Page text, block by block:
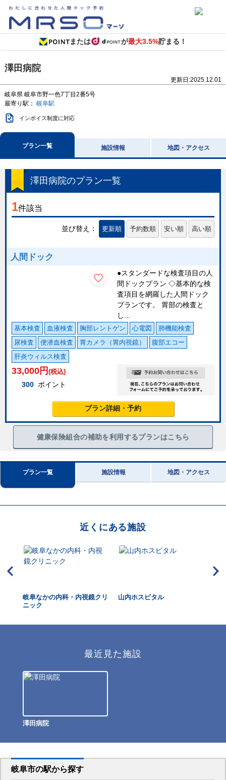
または が最大3.5%貯まる！
澤田病院
更新日:2025.12.01
岐阜県 岐阜市野一色7丁目2番5号
最寄り駅： 岐阜駅
インボイス制度に対応
プラン一覧 施設情報 地図・アクセス
澤田病院のプラン一覧
1件該当
並び替え： 更新順 予約数順 安い順 高い順
人間ドック
●スタンダードな検査項目の人
間ドックプラン ◇基本的な検
査項目を網羅した人間ドック
プランです。 胃部の検査と
し...
基本検査 血液検査 胸部レントゲン 心電図
肺機能検査
尿検査
便潜血検査 胃カメラ（胃内視鏡）
腹部エコー
肝炎ウィルス検査
33,000 円 (税込)
300 ポイント
プラン詳細・予約
健康保険組合の補助を利用するプランはこちら
プラン一覧 施設情報 地図・アクセス
近くにある施設
岐阜なかの内科・内視鏡クリ
ニック
山内ホスピタル
最近見た施設
澤田病院
岐阜市の駅から探す